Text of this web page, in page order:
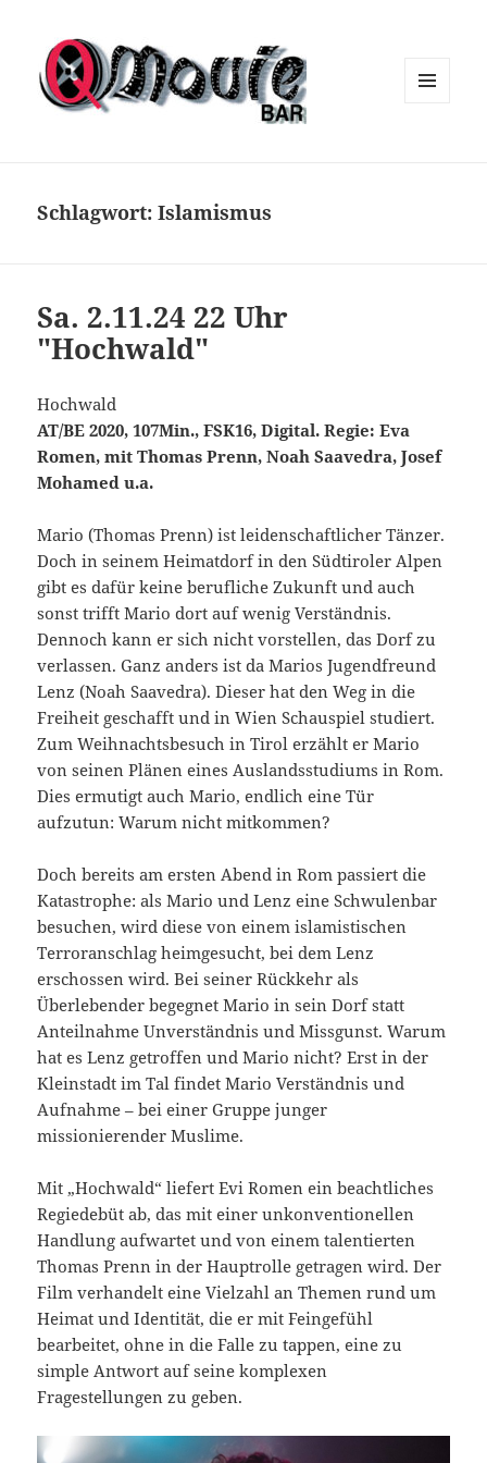
Schlagwort:Islamismus
Sa. 2.11.24 22 Uhr
"Hochwald"
Hochwald
AT/BE 2020, 107Min., FSK16, Digital. Regie: Eva
Romen, mit Thomas Prenn, Noah Saavedra, Josef
Mohamed u.a.
Mario (Thomas Prenn) ist leidenschaftlicher Tänzer.
Doch in seinem Heimatdorf in den Südtiroler Alpen
gibt es dafür keine berufliche Zukunft und auch
sonst trifft Mario dort auf wenig Verständnis.
Dennoch kann er sich nicht vorstellen, das Dorf zu
verlassen. Ganz anders ist da Marios Jugendfreund
Lenz (Noah Saavedra). Dieser hat den Weg in die
Freiheit geschafft und in Wien Schauspiel studiert.
Zum Weihnachtsbesuch in Tirol erzählt er Mario
von seinen Plänen eines Auslandsstudiums in Rom.
Dies ermutigt auch Mario, endlich eine Tür
aufzutun: Warum nicht mitkommen?
Doch bereits am ersten Abend in Rom passiert die
Katastrophe: als Mario und Lenz eine Schwulenbar
besuchen, wird diese von einem islamistischen
Terroranschlag heimgesucht, bei dem Lenz
erschossen wird. Bei seiner Rückkehr als
Überlebender begegnet Mario in sein Dorf statt
Anteilnahme Unverständnis und Missgunst. Warum
hat es Lenz getroffen und Mario nicht? Erst in der
Kleinstadt im Tal findet Mario Verständnis und
Aufnahme – bei einer Gruppe junger
missionierender Muslime.
Mit „Hochwald“ liefert Evi Romen ein beachtliches
Regiedebüt ab, das mit einer unkonventionellen
Handlung aufwartet und von einem talentierten
Thomas Prenn in der Hauptrolle getragen wird. Der
Film verhandelt eine Vielzahl an Themen rund um
Heimat und Identität, die er mit Feingefühl
bearbeitet, ohne in die Falle zu tappen, eine zu
simple Antwort auf seine komplexen
Fragestellungen zu geben.